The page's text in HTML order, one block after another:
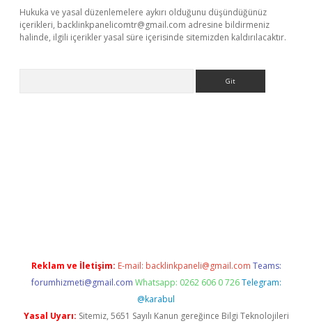
Hukuka ve yasal düzenlemelere aykırı olduğunu düşündüğünüz
içerikleri, backlinkpanelicomtr@gmail.com adresine bildirmeniz
halinde, ilgili içerikler yasal süre içerisinde sitemizden kaldırılacaktır.
Reklam ve İletişim: E-mail: backlinkpaneli@gmail.com Teams:
forumhizmeti@gmail.com Whatsapp: 0262 606 0 726 Telegram:
@karabul
Yasal Uyarı: Sitemiz, 5651 Sayılı Kanun gereğince Bilgi Teknolojileri